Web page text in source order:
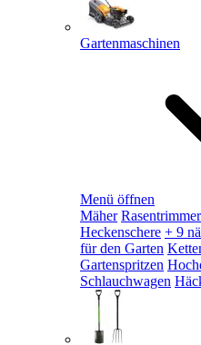
Gartenmaschinen
Menü öffnen
Mäher Rasentrimmer
Heckenschere + 9
für den Garten
Gartenspritzen
Schlauchwagen